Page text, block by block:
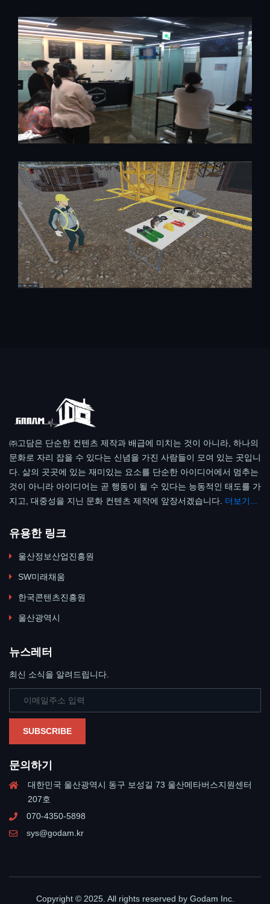
㈜고담은 단순한 컨텐츠 제작과 배급에 미치는 것이 아니라, 하나의
문화로 자리 잡을 수 있다는 신념을 가진 사람들이 모여 있는 곳입니
다. 삶의 곳곳에 있는 재미있는 요소를 단순한 아이디어에서 멈추는
것이 아니라 아이디어는 곧 행동이 될 수 있다는 능동적인 태도를 가
지고, 대중성을 지닌 문화 컨텐츠 제작에 앞장서겠습니다. 더보기...
유용한 링크
울산정보산업진흥원
SW미래채움
한국콘텐츠진흥원
울산광역시
뉴스레터
최신 소식을 알려드립니다.
SUBSCRIBE
문의하기
대한민국 울산광역시 동구 보성길 73 울산메타버스지원센터
207호
070-4350-5898
sys@godam.kr
Copyright © 2025. All rights reserved by Godam Inc.